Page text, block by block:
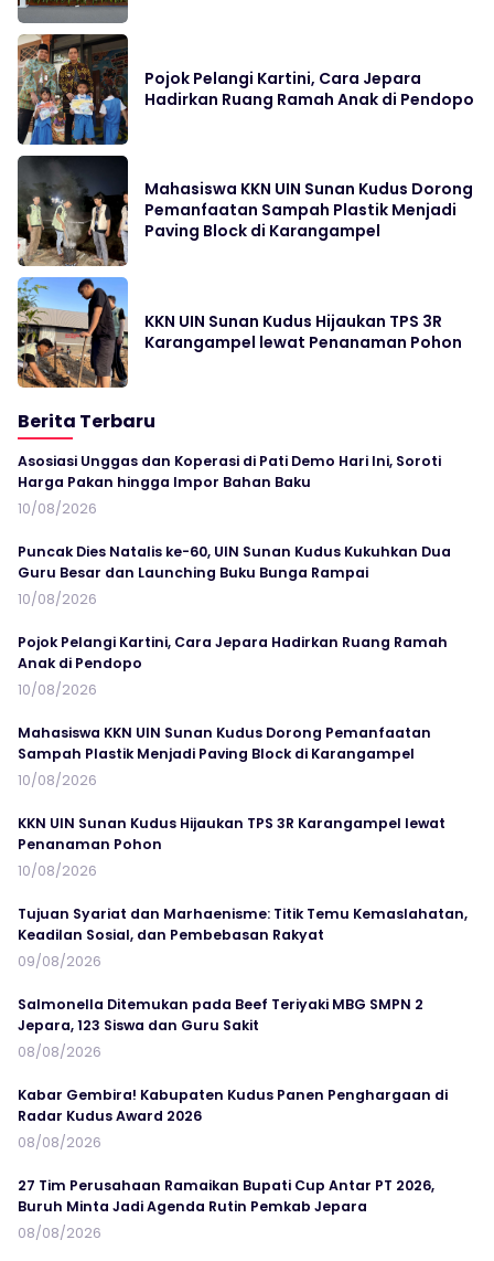
Pojok Pelangi Kartini, Cara Jepara
Hadirkan Ruang Ramah Anak di Pendopo
Mahasiswa KKN UIN Sunan Kudus Dorong
Pemanfaatan Sampah Plastik Menjadi
Paving Block di Karangampel
KKN UIN Sunan Kudus Hijaukan TPS 3R
Karangampel lewat Penanaman Pohon
Berita Terbaru
Asosiasi Unggas dan Koperasi di Pati Demo Hari Ini, Soroti
Harga Pakan hingga Impor Bahan Baku
10/08/2026
Puncak Dies Natalis ke-60, UIN Sunan Kudus Kukuhkan Dua
Guru Besar dan Launching Buku Bunga Rampai
10/08/2026
Pojok Pelangi Kartini, Cara Jepara Hadirkan Ruang Ramah
Anak di Pendopo
10/08/2026
Mahasiswa KKN UIN Sunan Kudus Dorong Pemanfaatan
Sampah Plastik Menjadi Paving Block di Karangampel
10/08/2026
KKN UIN Sunan Kudus Hijaukan TPS 3R Karangampel lewat
Penanaman Pohon
10/08/2026
Tujuan Syariat dan Marhaenisme: Titik Temu Kemaslahatan,
Keadilan Sosial, dan Pembebasan Rakyat
09/08/2026
Salmonella Ditemukan pada Beef Teriyaki MBG SMPN 2
Jepara, 123 Siswa dan Guru Sakit
08/08/2026
Kabar Gembira! Kabupaten Kudus Panen Penghargaan di
Radar Kudus Award 2026
08/08/2026
27 Tim Perusahaan Ramaikan Bupati Cup Antar PT 2026,
Buruh Minta Jadi Agenda Rutin Pemkab Jepara
08/08/2026